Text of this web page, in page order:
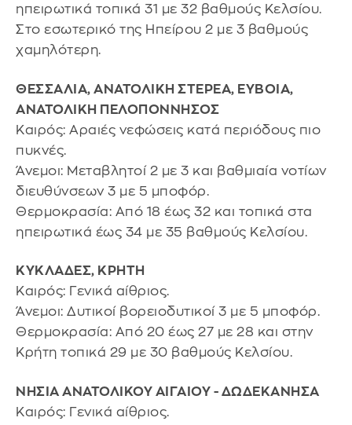
ηπειρωτικά τοπικά 31 με 32 βαθμούς Κελσίου.
Στο εσωτερικό της Ηπείρου 2 με 3 βαθμούς
χαμηλότερη.
ΘΕΣΣΑΛΙΑ, ΑΝΑΤΟΛΙΚΗ ΣΤΕΡΕΑ, ΕΥΒΟΙΑ,
ΑΝΑΤΟΛΙΚΗ ΠΕΛΟΠΟΝΝΗΣΟΣ
Καιρός: Αραιές νεφώσεις κατά περιόδους πιο
πυκνές.
Άνεμοι: Μεταβλητοί 2 με 3 και βαθμιαία νοτίων
διευθύνσεων 3 με 5 μποφόρ.
Θερμοκρασία: Από 18 έως 32 και τοπικά στα
ηπειρωτικά έως 34 με 35 βαθμούς Κελσίου.
ΚΥΚΛΑΔΕΣ, ΚΡΗΤΗ
Καιρός: Γενικά αίθριος.
Άνεμοι: Δυτικοί βορειοδυτικοί 3 με 5 μποφόρ.
Θερμοκρασία: Από 20 έως 27 με 28 και στην
Κρήτη τοπικά 29 με 30 βαθμούς Κελσίου.
ΝΗΣΙΑ ΑΝΑΤΟΛΙΚΟΥ ΑΙΓΑΙΟΥ - ΔΩΔΕΚΑΝΗΣΑ
Καιρός: Γενικά αίθριος.